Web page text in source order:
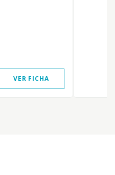
VER FICHA